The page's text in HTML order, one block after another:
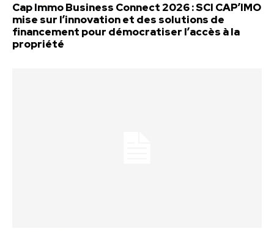
Cap Immo Business Connect 2026 : SCI CAP’IMO
mise sur l’innovation et des solutions de
financement pour démocratiser l’accès à la
propriété